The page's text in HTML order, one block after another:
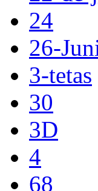
24
26-
3-tetas
30
3D
4
68